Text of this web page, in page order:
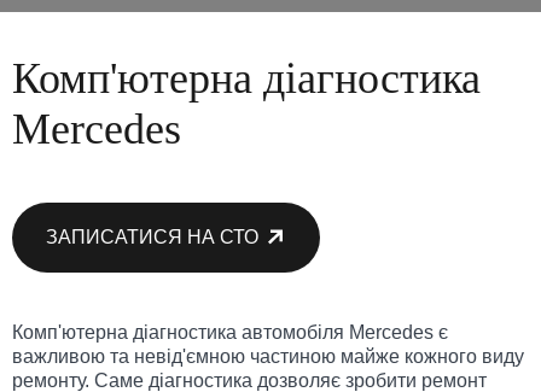
Комп'ютерна діагностика
Mercedes
ЗАПИСАТИСЯ НА СТО
Комп'ютерна діагностика автомобіля Mercedes є
важливою та невід'ємною частиною майже кожного виду
ремонту. Саме діагностика дозволяє зробити ремонт